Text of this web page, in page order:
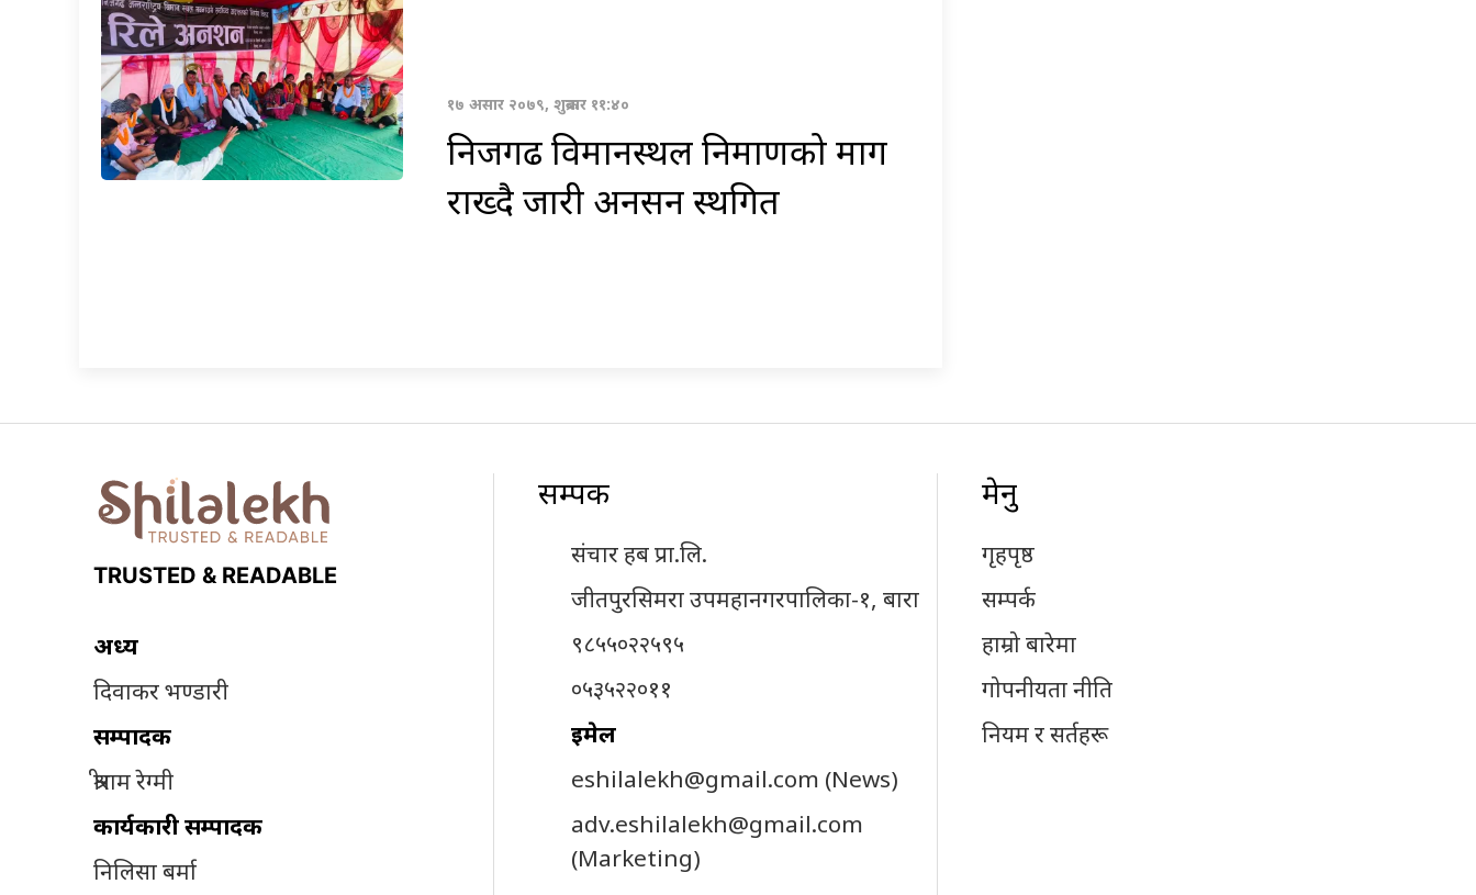
१७ असार २०७९, शुक्रबार ११:४०
निजगढ विमानस्थल निर्माणको माग
राख्दै जारी अनसन स्थगित
TRUSTED & READABLE
अध्यक्ष
दिवाकर भण्डारी
सम्पादक
श्रीराम रेग्मी
कार्यकारी सम्पादक
निलिसा बर्मा
सम्पर्क
संचार हब प्रा.लि.
जीतपुरसिमरा उपमहानगरपालिका-१, बारा
९८५५०२२५९५
०५३५२२०११
इमेल
eshilalekh@gmail.com (News)
adv.eshilalekh@gmail.com
(Marketing)
मेनु
गृहपृष्ठ
सम्पर्क
हाम्रो बारेमा
गोपनीयता नीति
नियम र सर्तहरू